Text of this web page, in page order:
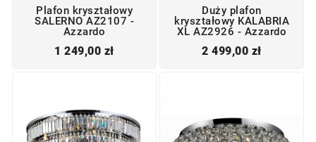
Plafon kryształowy
SALERNO AZ2107 -
Azzardo
1 249,00 złCena
Duży plafon
kryształowy KALABRIA
XL AZ2926 - Azzardo
2 499,00 złCena